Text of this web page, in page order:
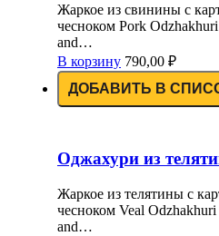
Жаркое из свинины с
чесноком Pork
and…
В корзину 790,00 ₽
ДОБАВИТЬ В
Оджахури из
Жаркое из телятины с
чесноком Veal
and…